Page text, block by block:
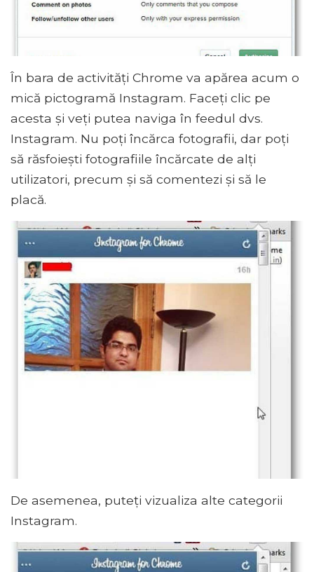
În bara de activități Chrome va apărea acum o
mică pictogramă Instagram. Faceți clic pe
acesta și veți putea naviga în feedul dvs.
Instagram. Nu poți încărca fotografii, dar poți
să răsfoiești fotografiile încărcate de alți
utilizatori, precum și să comentezi și să le
placă.
De asemenea, puteți vizualiza alte categorii
Instagram.